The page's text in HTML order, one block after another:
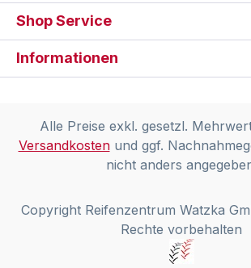
Shop Service
Informationen
Alle Preise exkl. gesetzl.
Versandkostenund ggf.
nicht anders
Copyright Reifenzentrum Watzka
Rechte vorbehalten